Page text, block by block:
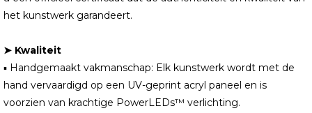
het kunstwerk garandeert.
➤ Kwaliteit
▪ Handgemaakt vakmanschap: Elk kunstwerk wordt met de
hand vervaardigd op een UV-geprint acryl paneel en is
voorzien van krachtige PowerLEDs™ verlichting.